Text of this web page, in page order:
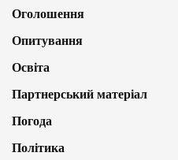
Оголошення
Опитування
Освіта
Партнерський матеріал
Погода
Політика